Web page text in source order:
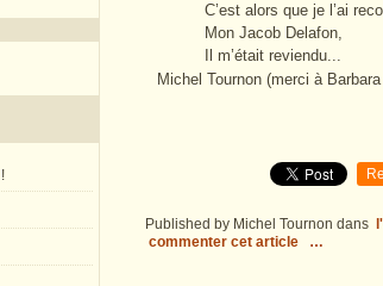
C’est alors que je l’ai
Mon Jacob Delafon,
Il m’était reviendu...
Michel Tournon (merci à
Published by Michel Tournon dans
commenter cet article
…